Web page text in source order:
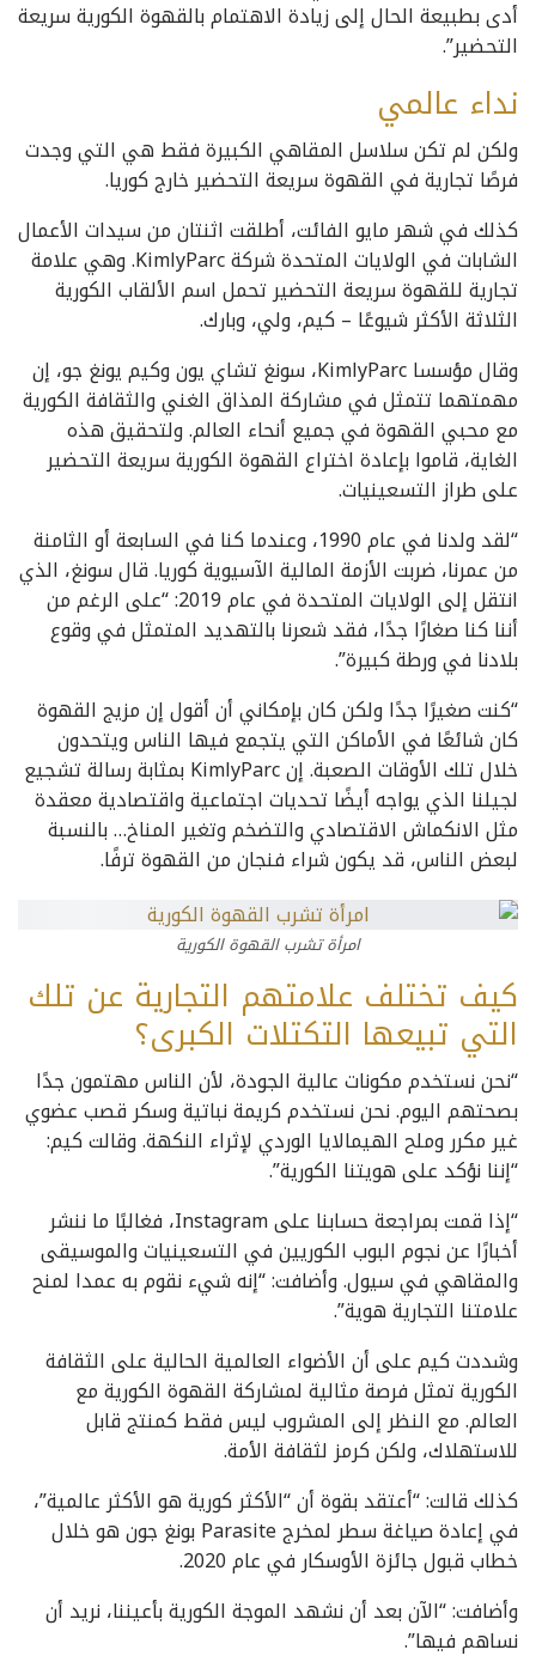
أدى بطبيعة الحال إلى زيادة الاهتمام بالقهوة الكورية سريعة
التحضير”.
نداء عالمي
ولكن لم تكن سلاسل المقاهي الكبيرة فقط هي التي وجدت
فرصًا تجارية في القهوة سريعة التحضير خارج كوريا.
كذلك في شهر مايو الفائت، أطلقت اثنتان من سيدات الأعمال
الشابات في الولايات المتحدة شركة KimlyParc. وهي علامة
تجارية للقهوة سريعة التحضير تحمل اسم الألقاب الكورية
الثلاثة الأكثر شيوعًا – كيم، ولي، وبارك.
وقال مؤسسا KimlyParc، سونغ تشاي يون وكيم يونغ جو، إن
مهمتهما تتمثل في مشاركة المذاق الغني والثقافة الكورية
مع محبي القهوة في جميع أنحاء العالم. ولتحقيق هذه
الغاية، قاموا بإعادة اختراع القهوة الكورية سريعة التحضير
على طراز التسعينيات.
“لقد ولدنا في عام 1990، وعندما كنا في السابعة أو الثامنة
من عمرنا، ضربت الأزمة المالية الآسيوية كوريا. قال سونغ، الذي
انتقل إلى الولايات المتحدة في عام 2019: “على الرغم من
أننا كنا صغارًا جدًا، فقد شعرنا بالتهديد المتمثل في وقوع
بلادنا في ورطة كبيرة”.
“كنت صغيرًا جدًا ولكن كان بإمكاني أن أقول إن مزيج القهوة
كان شائعًا في الأماكن التي يتجمع فيها الناس ويتحدون
خلال تلك الأوقات الصعبة. إن KimlyParc بمثابة رسالة تشجيع
لجيلنا الذي يواجه أيضًا تحديات اجتماعية واقتصادية معقدة
مثل الانكماش الاقتصادي والتضخم وتغير المناخ… بالنسبة
لبعض الناس، قد يكون شراء فنجان من القهوة ترفًا.
امرأة تشرب القهوة الكورية
كيف تختلف علامتهم التجارية عن تلك
التي تبيعها التكتلات الكبرى؟
“نحن نستخدم مكونات عالية الجودة، لأن الناس مهتمون جدًا
بصحتهم اليوم. نحن نستخدم كريمة نباتية وسكر قصب عضوي
غير مكرر وملح الهيمالايا الوردي لإثراء النكهة. وقالت كيم:
“إننا نؤكد على هويتنا الكورية”.
“إذا قمت بمراجعة حسابنا على Instagram، فغالبًا ما ننشر
أخبارًا عن نجوم البوب ​​​​الكوريين في التسعينيات والموسيقى
والمقاهي في سيول. وأضافت: “إنه شيء نقوم به عمدا لمنح
علامتنا التجارية هوية”.
وشددت كيم على أن الأضواء العالمية الحالية على الثقافة
الكورية تمثل فرصة مثالية لمشاركة القهوة الكورية مع
العالم. مع النظر إلى المشروب ليس فقط كمنتج قابل
للاستهلاك، ولكن كرمز لثقافة الأمة.
كذلك قالت: “أعتقد بقوة أن “الأكثر كورية هو الأكثر عالمية”،
في إعادة صياغة سطر لمخرج Parasite بونغ جون هو خلال
خطاب قبول جائزة الأوسكار في عام 2020.
وأضافت: “الآن بعد أن نشهد الموجة الكورية بأعيننا، نريد أن
نساهم فيها”.